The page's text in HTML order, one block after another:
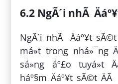
6.2 NgÃ´i nhÃ
NgÃ´i nhÃ Äáº¥t
má»t trong nhá»¯ng
sá»ng áº£o tuyá»t
háº§m Äáº¥t sÃ©t